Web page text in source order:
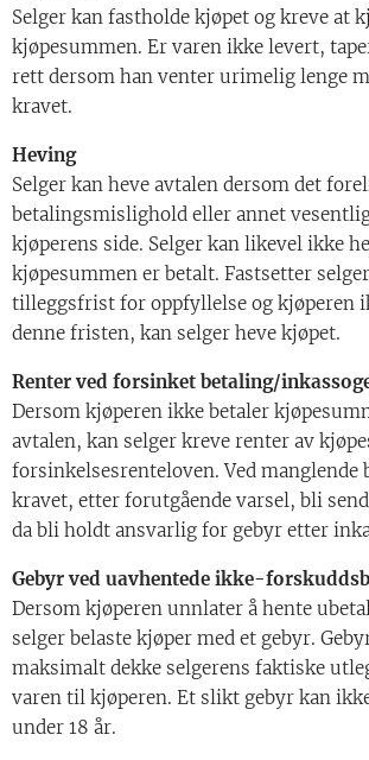
Selger kan fastholde kjøpet og kreve at
kjøpesummen. Er varen ikke levert,
rett dersom han venter urimelig lenge
kravet.
Heving
Selger kan heve avtalen dersom det
betalingsmislighold eller annet
kjøperens side. Selger kan likevel ikke
kjøpesummen er betalt. Fastsetter
tilleggsfrist for oppfyllelse og kjøperen
denne fristen, kan selger heve kjøpet.
Renter ved forsinket betaling/
Dersom kjøperen ikke betaler
avtalen, kan selger kreve renter av
forsinkelsesrenteloven. Ved manglende
kravet, etter forutgående varsel, bli
da bli holdt ansvarlig for gebyr etter
Gebyr ved uavhentede ikke-
Dersom kjøperen unnlater å hente
selger belaste kjøper med et gebyr.
maksimalt dekke selgerens faktiske
varen til kjøperen. Et slikt gebyr kan
under 18 år.